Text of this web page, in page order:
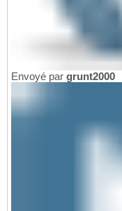
Envoyé par grunt2000